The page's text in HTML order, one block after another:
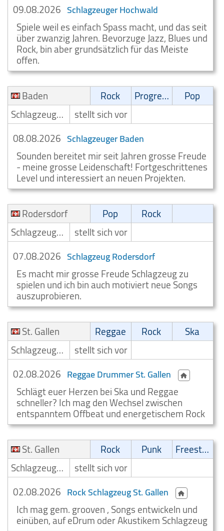
09.08.2026 Schlagzeuger Hochwald
Spiele weil es einfach Spass macht, und das seit
über zwanzig Jahren. Bevorzuge Jazz, Blues und
Rock, bin aber grundsätzlich für das Meiste
offen.
Baden
Rock Progressive
Pop
Schlagzeuger/Drummer
stellt sich vor
08.08.2026 Schlagzeuger Baden
Sounden bereitet mir seit Jahren grosse Freude
- meine grosse Leidenschaft! Fortgeschrittenes
Level und interessiert an neuen Projekten.
Rodersdorf
Pop
Rock
Schlagzeuger/Drummer
stellt sich vor
07.08.2026 Schlagzeug Rodersdorf
Es macht mir grosse Freude Schlagzeug zu
spielen und ich bin auch motiviert neue Songs
auszuprobieren.
St. Gallen
Reggae Rock
Ska
Schlagzeuger/Drummer
stellt sich vor
02.08.2026 Reggae Drummer St. Gallen
Schlägt euer Herzen bei Ska und Reggae
schneller? Ich mag den Wechsel zwischen
entspanntem Offbeat und energetischem Rock
St. Gallen
Rock Punk
Freestyle
Schlagzeuger/Drummer
stellt sich vor
02.08.2026 Rock Schlagzeug St. Gallen
Ich mag gem. grooven , Songs entwickeln und
einüben, auf eDrum oder Akustikem Schlagzeug